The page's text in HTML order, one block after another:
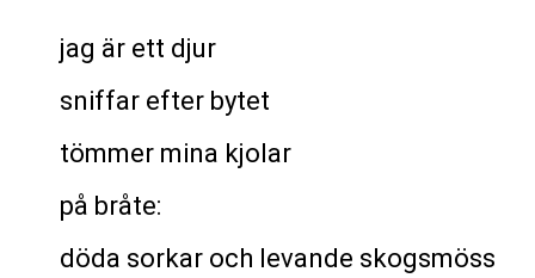
jag är ett djur
sniffar efter bytet
tömmer mina kjolar
på bråte:
döda sorkar och levande skogsmöss